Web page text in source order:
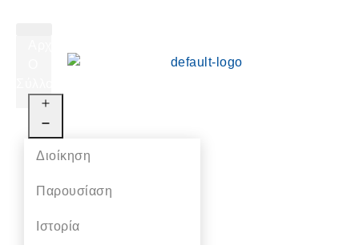
Διοίκηση
Παρουσίαση
Ιστορία